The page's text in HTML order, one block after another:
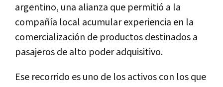
argentino, una alianza que permitió a la
compañía local acumular experiencia en la
comercialización de productos destinados a
pasajeros de alto poder adquisitivo.
Ese recorrido es uno de los activos con los que